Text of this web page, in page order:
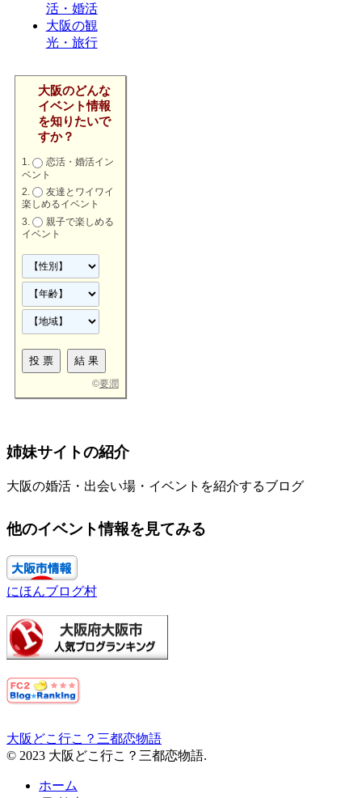
活・婚活
大阪の観
光・旅行
大阪のどんな
イベント情報
を知りたいで
すか？
恋活・婚活イン
ベント
友達とワイワイ
楽しめるイベント
親子で楽しめる
イベント
©要潤
姉妹サイトの紹介
大阪の婚活・出会い場・イベントを紹介するブログ
他のイベント情報を見てみる
にほんブログ村
大阪どこ行こ？三都恋物語
© 2023 大阪どこ行こ？三都恋物語.
ホーム